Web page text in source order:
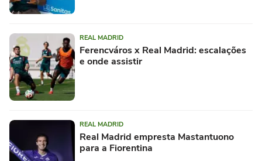
REAL MADRID
Ferencváros x Real Madrid: escalações
e onde assistir
REAL MADRID
Real Madrid empresta Mastantuono
para a Fiorentina